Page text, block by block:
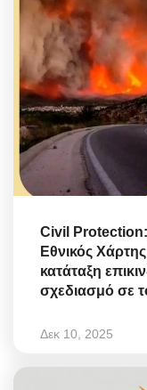
Civil Protection:
Εθνικός
κατάταξη
σχεδιασμό σε
Δεκ 10, 2025